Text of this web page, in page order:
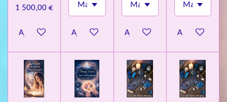
1 500,00 €
Ajouter au panierAjouter au panierAjouter au panierAjouter au